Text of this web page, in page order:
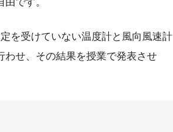
を受けていない温度計と風向風速計
わせ、その結果を授業で発表させ